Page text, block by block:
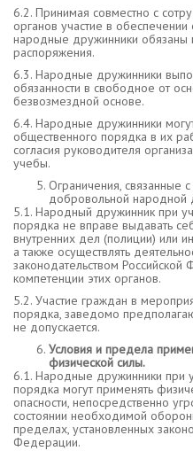
6.2. Принимая совместно с
органов участие в
народные дружинники обязаны
распоряжения.
6.3. Народные дружинники
обязанности в свободное от
безвозмездной основе.
6.4. Народные дружинники
общественного порядка в их
согласия руководителя
учебы.
Ограничения, связанные
добровольной народной
5.1. Народный дружинник при
порядка не вправе выдавать
внутренних дел (полиции) или
а также осуществлять
законодательством
компетенции этих органов.
5.2. Участие граждан в
порядка, заведомо
не допускается.
Условия и предела
физической силы.
6.1. Народные дружинники при
порядка могут применять
опасности, непосредственно
состоянии необходимой
пределах, установленных
Федерации.